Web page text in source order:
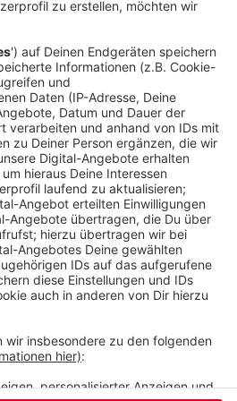
des Tunnels zu warten.
wird eine Umleitung
Meter lange Tunnel Schee
der Nordbahntrasse und
Trasse auf dem
Am Samstag um 14
30.10.2019 05:51